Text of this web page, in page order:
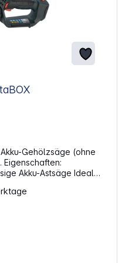
Gehölzsäge (ohne
Eigenschaften:
Astsäge Ideal
Sträuchern sowie für